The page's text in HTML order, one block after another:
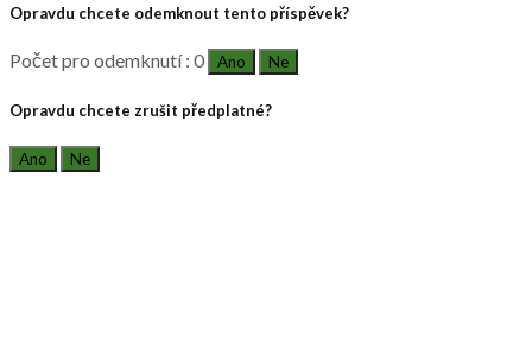
Opravdu chcete odemknout tento příspěvek?
Počet pro odemknutí : 0 Ano Ne
Opravdu chcete zrušit předplatné?
Ano Ne